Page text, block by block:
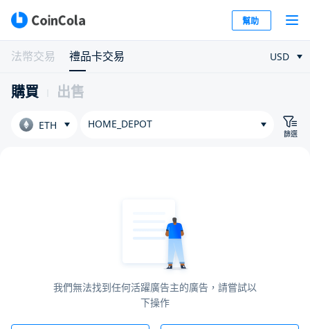
幫助
法幣交易 禮品卡交易 USD
購買 出售
ETH HOME_DEPOT
篩選
我們無法找到任何活躍廣告主的廣告，請嘗試以
下操作